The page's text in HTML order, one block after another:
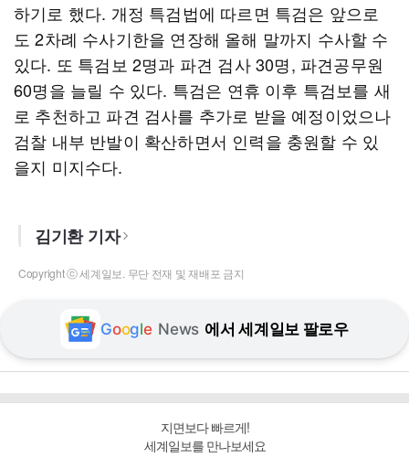
하기로 했다. 개정 특검법에 따르면 특검은 앞으로
도 2차례 수사기한을 연장해 올해 말까지 수사할 수
있다. 또 특검보 2명과 파견 검사 30명, 파견공무원
60명을 늘릴 수 있다. 특검은 연휴 이후 특검보를 새
로 추천하고 파견 검사를 추가로 받을 예정이었으나
검찰 내부 반발이 확산하면서 인력을 충원할 수 있
을지 미지수다.
김기환 기자
Copyright ⓒ 세계일보. 무단 전재 및 재배포 금지
Google News 에서 세계일보 팔로우
지면보다 빠르게!
세계일보를 만나보세요